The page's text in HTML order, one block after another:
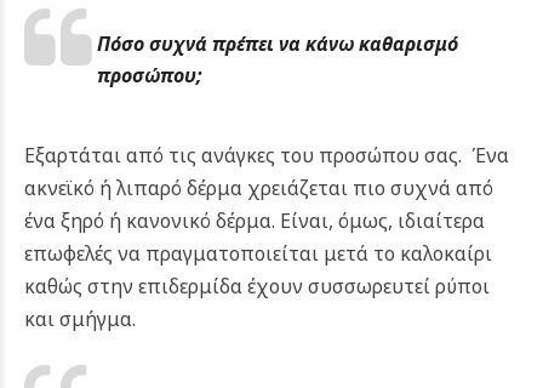
Πόσο συχνά πρέπει να κάνω καθαρισμό
προσώπου;
Εξαρτάται από τις ανάγκες του προσώπου σας. Ένα
ακνεϊκό ή λιπαρό δέρμα χρειάζεται πιο συχνά από
ένα ξηρό ή κανονικό δέρμα. Είναι, όμως, ιδιαίτερα
επωφελές να πραγματοποιείται μετά το καλοκαίρι
καθώς στην επιδερμίδα έχουν συσσωρευτεί ρύποι
και σμήγμα.